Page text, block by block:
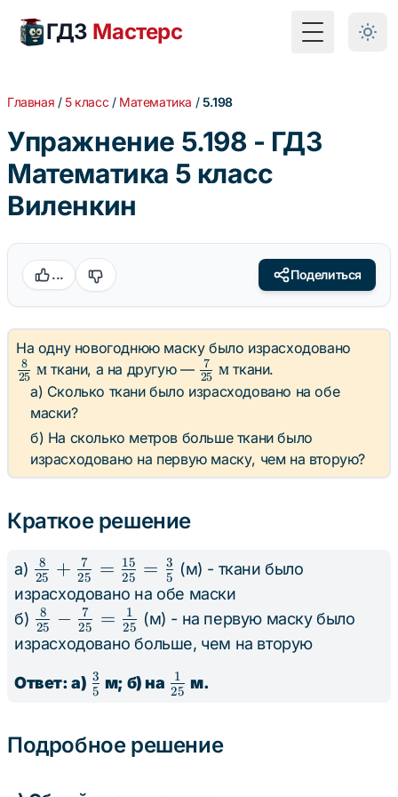
ГДЗ Мастерс Toggle Menu
Главная / 5 класс / Математика /5.198
Упражнение 5.198 - ГДЗ
Математика 5 класс
Виленкин
... Поделиться
На одну новогоднюю маску было израсходовано
25
8 мткани, а на другую — \frac{7}
{25}
25
7 мткани.
а) Сколько ткани было израсходовано на обе
маски?
б) На сколько метров больше ткани было
израсходовано на первую маску, чем на вторую?
Краткое решение
а) \frac{8}
{25} +
\frac{7}
{25} =
\frac{15}
{25} =
25
8 + 25
7 = 25
15 = 5
3 (м) - ткани было
израсходовано на обе маски
б) \frac{8}
{25} -
{25} =
25
8 − 25
7 = 25
1
(м) - на первую маску было
израсходовано больше, чем на вторую
Ответ: а) \frac{3}
5
3 м; б) на \frac{1}
25
1 м.
Подробное решение